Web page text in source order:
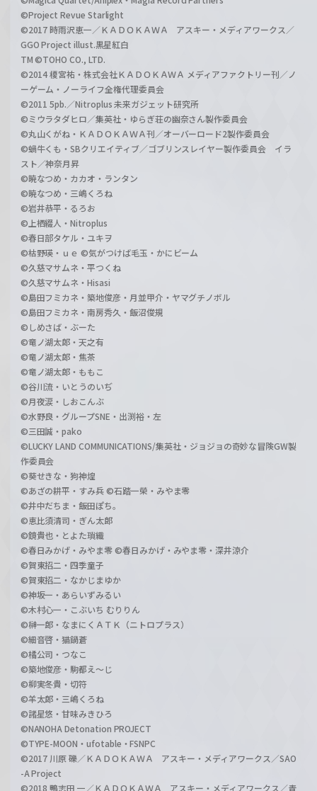
©Project Revue Starlight
©2017 時雨沢恵一／ＫＡＤＯＫＡＷＡ アスキー・メディアワークス／
GGO Project illust.黒星紅白
TM ©TOHO CO., LTD.
©2014 榎宮祐・株式会社ＫＡＤＯＫＡＷＡ メディアファクトリー刊／ノ
ーゲーム・ノーライフ全権代理委員会
©2011 5pb.／Nitroplus 未来ガジェット研究所
©ミウラタダヒロ／集英社・ゆらぎ荘の幽奈さん製作委員会
©丸山くがね・ＫＡＤＯＫＡＷＡ刊／オーバーロード2製作委員会
©蝸牛くも・SBクリエイティブ／ゴブリンスレイヤー製作委員会 イラ
スト／神奈月昇
©暁なつめ・カカオ・ランタン
©暁なつめ・三嶋くろね
©岩井恭平・るろお
©上栖綴人・Nitroplus
©春日部タケル・ユキヲ
©枯野瑛・ｕｅ ©気がつけば毛玉・かにビーム
©久慈マサムネ・平つくね
©久慈マサムネ・Hisasi
©島田フミカネ・築地俊彦・月並甲介・ヤマグチノボル
©島田フミカネ・南房秀久・飯沼俊規
©しめさば・ぶーた
©竜ノ湖太郎・天之有
©竜ノ湖太郎・焦茶
©竜ノ湖太郎・ももこ
©谷川流・いとうのいぢ
©月夜涙・しおこんぶ
©水野良・グループSNE・出渕裕・左
©三田誠・pako
©LUCKY LAND COMMUNICATIONS/集英社・ジョジョの奇妙な冒険GW製
作委員会
©葵せきな・狗神煌
©あざの耕平・すみ兵 ©石踏一榮・みやま零
©井中だちま・飯田ぽち。
©恵比須清司・ぎん太郎
©鏡貴也・とよた瑣織
©春日みかげ・みやま零 ©春日みかげ・みやま零・深井涼介
©賀東招二・四季童子
©賀東招二・なかじまゆか
©神坂一・あらいずみるい
©木村心一・こぶいち むりりん
©榊一郎・なまにくＡＴＫ（ニトロプラス）
©細音啓・猫鍋蒼
©橘公司・つなこ
©築地俊彦・駒都え～じ
©柳実冬貴・切符
©羊太郎・三嶋くろね
©諸星悠・甘味みきひろ
©NANOHA Detonation PROJECT
©TYPE-MOON・ufotable・FSNPC
©2017 川原 礫／ＫＡＤＯＫＡＷＡ アスキー・メディアワークス／SAO
-A Project
©2018 鴨志田 一／ＫＡＤＯＫＡＷＡ アスキー・メディアワークス／青